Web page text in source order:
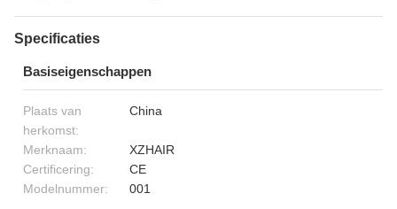
Specificaties
Basiseigenschappen
Plaats van
herkomst:
China
Merknaam:
XZHAIR
Certificering:
CE
Modelnummer:
001